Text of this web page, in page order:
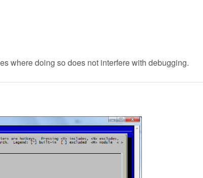
where doing so does not interfere with debugging.